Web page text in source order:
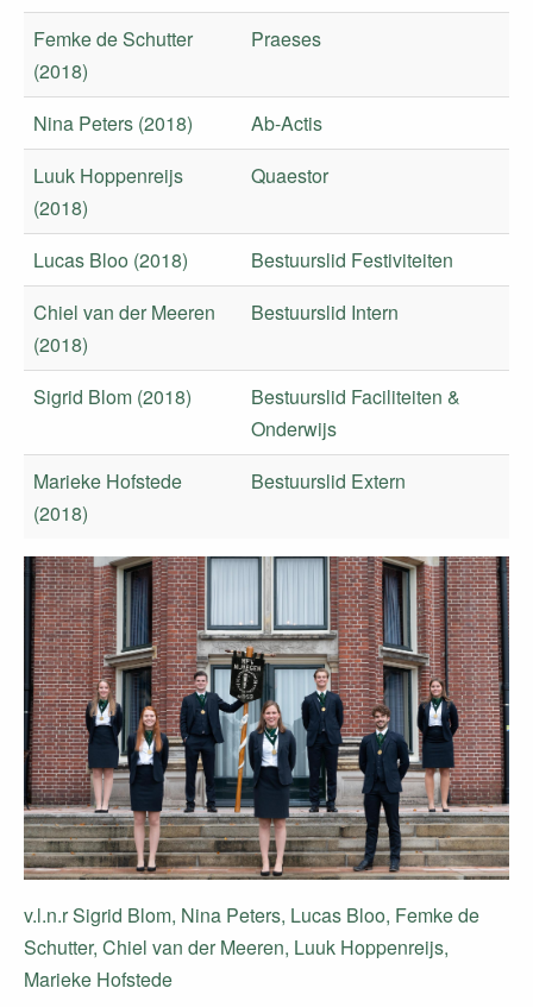
Femke de Schutter
(2018)
Praeses
Nina Peters (2018)
Ab-Actis
Luuk Hoppenreijs
(2018)
Quaestor
Lucas Bloo (2018)
Bestuurslid Festiviteiten
Chiel van der Meeren
(2018)
Bestuurslid Intern
Sigrid Blom (2018)
Bestuurslid Faciliteiten &
Onderwijs
Marieke Hofstede
(2018)
Bestuurslid Extern
v.l.n.r Sigrid Blom, Nina Peters, Lucas Bloo, Femke de
Schutter, Chiel van der Meeren, Luuk Hoppenreijs,
Marieke Hofstede